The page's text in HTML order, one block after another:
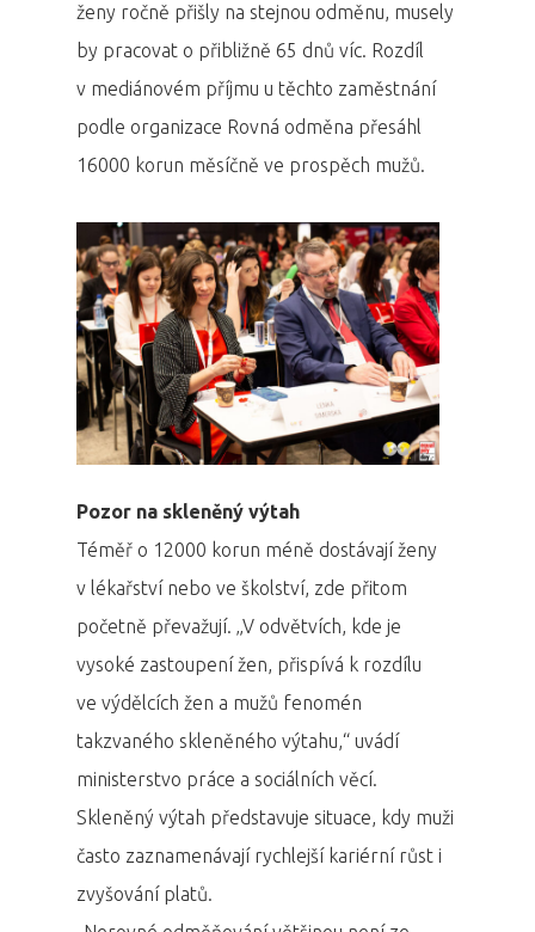
ženy ročně přišly na stejnou odměnu, musely
by pracovat o přibližně 65 dnů víc. Rozdíl
v mediánovém příjmu u těchto zaměstnání
podle organizace Rovná odměna přesáhl
16000 korun měsíčně ve prospěch mužů.
Pozor na skleněný výtah
Téměř o 12000 korun méně dostávají ženy
v lékařství nebo ve školství, zde přitom
početně převažují. „V odvětvích, kde je
vysoké zastoupení žen, přispívá k rozdílu
ve výdělcích žen a mužů fenomén
takzvaného skleněného výtahu,“ uvádí
ministerstvo práce a sociálních věcí.
Skleněný výtah představuje situace, kdy muži
často zaznamenávají rychlejší kariérní růst i
zvyšování platů.